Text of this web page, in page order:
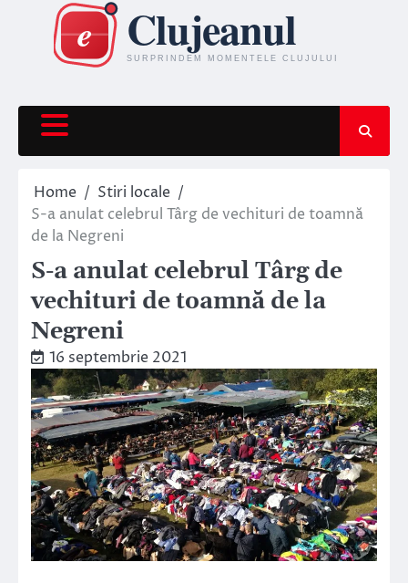
content
Home
Stiri locale
S-a anulat celebrul Târg de vechituri de toamnă
de la Negreni
S-a anulat celebrul Târg de
vechituri de toamnă de la
Negreni
16 septembrie 2021